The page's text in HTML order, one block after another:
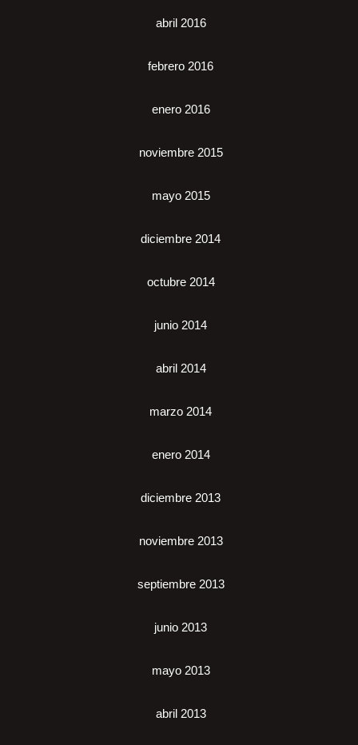
abril 2016
febrero 2016
enero 2016
noviembre 2015
mayo 2015
diciembre 2014
octubre 2014
junio 2014
abril 2014
marzo 2014
enero 2014
diciembre 2013
noviembre 2013
septiembre 2013
junio 2013
mayo 2013
abril 2013